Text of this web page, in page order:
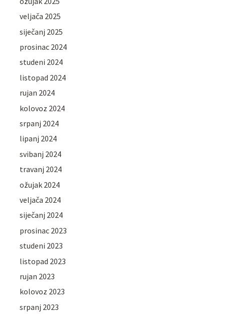
veljača 2025
siječanj 2025
prosinac 2024
studeni 2024
listopad 2024
rujan 2024
kolovoz 2024
srpanj 2024
lipanj 2024
svibanj 2024
travanj 2024
ožujak 2024
veljača 2024
siječanj 2024
prosinac 2023
studeni 2023
listopad 2023
rujan 2023
kolovoz 2023
srpanj 2023